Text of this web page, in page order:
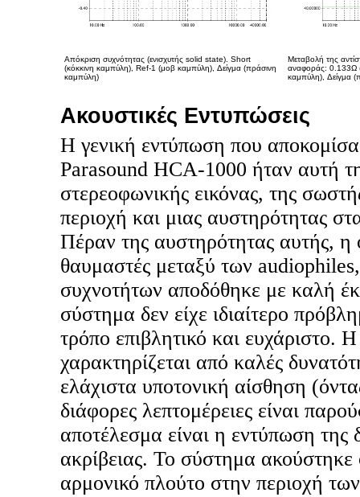
Απόκριση συχνότητας (ενισχυτής solid state). Short
(κόκκινη καμπύλη), Ref-1 (μοβ καμπύλη), Δείγμα (πράσινη
καμπύλη)
Μεταβολή της
αναφοράς: 0.133Ω
καμπύλη), Δείγμα
Ακουστικές Εντυπώσεις
Η γενική εντύπωση που
Parasound HCA-1000 ήταν αυτή
στερεοφωνικής εικόνας, της
περιοχή και μιας αυστηρότητας
Πέραν της αυστηρότητας αυτής, η
θαυμαστές μεταξύ των
συχνοτήτων αποδόθηκε με καλή
σύστημα δεν είχε ιδιαίτερο
τρόπο επιβλητικό και ευχάριστο.
χαρακτηρίζεται από καλές
ελάχιστα υποτονική αίσθηση
διάφορες λεπτομέρειες είναι
αποτέλεσμα είναι η εντύπωση της
ακρίβειας. Το σύστημα ακούστηκε
αρμονικό πλούτο στην περιοχή